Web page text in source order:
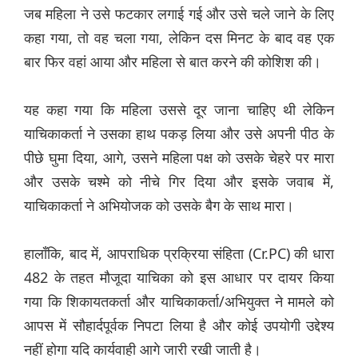
जब महिला ने उसे फटकार लगाई गई और उसे चले जाने के लिए
कहा गया, तो वह चला गया, लेकिन दस मिनट के बाद वह एक
बार फिर वहां आया और महिला से बात करने की कोशिश की।
यह कहा गया कि महिला उससे दूर जाना चाहिए थी लेकिन
याचिकाकर्ता ने उसका हाथ पकड़ लिया और उसे अपनी पीठ के
पीछे घुमा दिया, आगे, उसने महिला पक्ष को उसके चेहरे पर मारा
और उसके चश्मे को नीचे गिर दिया और इसके जवाब में,
याचिकाकर्ता ने अभियोजक को उसके बैग के साथ मारा।
हालाँकि, बाद में, आपराधिक प्रक्रिया संहिता (Cr.PC) की धारा
482 के तहत मौजूदा याचिका को इस आधार पर दायर किया
गया कि शिकायतकर्ता और याचिकाकर्ता/अभियुक्त ने मामले को
आपस में सौहार्दपूर्वक निपटा लिया है और कोई उपयोगी उद्देश्य
नहीं होगा यदि कार्यवाही आगे जारी रखी जाती है।